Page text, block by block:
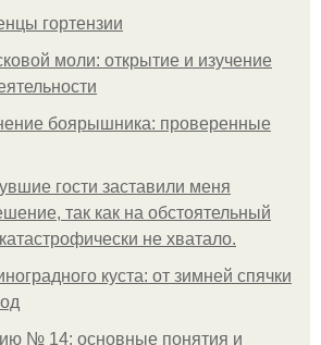
гортензии
моли: открытие и изучение
боярышника: проверенные
гости заставили меня
так как на обстоятельный
не хватало.
куста: от зимней спячки
№ 14: основные понятия и